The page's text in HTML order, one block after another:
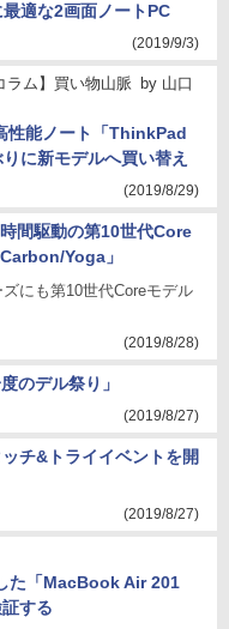
適な2画面ノートPC
(2019/9/3)
ラム】買い物山脈 by 山口
性能ノート「ThinkPad
に新モデルへ買い替え
(2019/8/29)
間駆動の第10世代Core
Yoga」
にも第10世代Coreモデル
(2019/8/28)
のデル祭り」
(2019/8/27)
チ&トライイベントを開
(2019/8/27)
た「MacBook Air 201
する